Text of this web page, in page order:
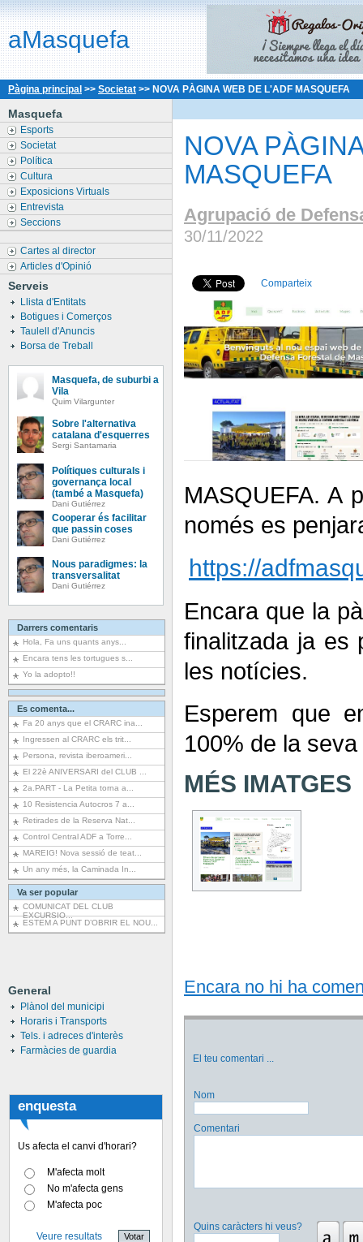
aMasquefa
Pàgina principal >> Societat >> NOVA PÀGINA WEB DE L'ADF MASQUEFA
Masquefa
Esports
Societat
Política
Cultura
Exposicions Virtuals
Entrevista
Seccions
Cartes al director
Articles d'Opinió
Serveis
Llista d'Entitats
Botigues i Comerços
Taulell d'Anuncis
Borsa de Treball
Masquefa, de suburbi a
Vila
Quim Vilargunter
Sobre l'alternativa
catalana d'esquerres
Sergi Santamaria
Polítiques culturals i
governança local
(també a Masquefa)
Dani Gutiérrez
Cooperar és facilitar
que passin coses
Dani Gutiérrez
Nous paradigmes: la
transversalitat
Dani Gutiérrez
Darrers comentaris
Hola, Fa uns quants anys...
Encara tens les tortugues s...
Yo la adopto!!
Es comenta...
Fa 20 anys que el CRARC ina...
Ingressen al CRARC els trit...
Persona, revista iberoameri...
El 22è ANIVERSARI del CLUB ...
2a.PART - La Petita torna a...
10 Resistencia Autocros 7 a...
Retirades de la Reserva Nat...
Control Central ADF a Torre...
MAREIG! Nova sessió de teat...
Un any més, la Caminada In...
Va ser popular
COMUNICAT DEL CLUB
EXCURSIO...
ESTEM A PUNT D’OBRIR EL NOU...
General
Plànol del municipi
Horaris i Transports
Tels. i adreces d'interès
Farmàcies de guardia
enquesta
Us afecta el canvi d'horari?
M'afecta molt
No m'afecta gens
M'afecta poc
Veure resultats
NOVA
MASQUEFA
Agrupació de
30/11/2022
Comparteix
MASQUEFA. A
només es
https://
Encara que la
finalitzada ja es
les notícies.
Esperem que
100% de la
MÉS IMATGES
Encara no hi ha
El teu comentari ...
Nom
Comentari
Quins caràcters hi veus?